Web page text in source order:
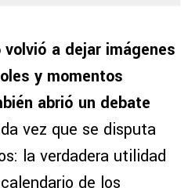
volvió a dejar imágenes
y momentos
abrió un debate
vez que se disputa
la verdadera utilidad
de los